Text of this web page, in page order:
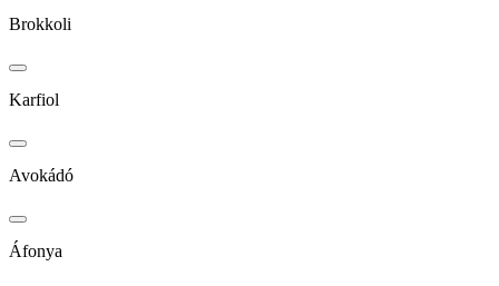
Brokkoli
Karfiol
Avokádó
Áfonya